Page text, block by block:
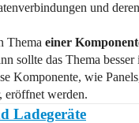
und deren
Thema einer
sollte das Thema besser
Komponente, wie
eröffnet werden.
Ladegeräte